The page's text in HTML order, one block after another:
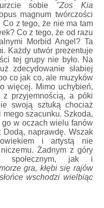
sobie "Zos Kia
magnum twórczości
z tego, że nie ma tam
Co z tego, że od razu
Morbid Angel? Ta
Każdy utwór prezentuje
tej grupy nie było. Na
zdecydowanie słabiej
co jak co, ale muzyków
więcej. Mimo uchybień,
przyjemnością, a póki
swoją sztuką chociaż
szacunku. Szkoda,
go w oczach wielu fanów
naprawdę. Wszak
i artystą nie
Żadnym z góry
społecznym, jak i
gra, kłębi się rajów
wschodzi wielbiąc